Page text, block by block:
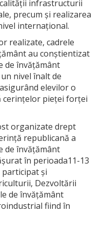
infrastructurii
precum și realizarea
internaţional.
realizate, cadrele
au conștientizat
de învățământ
nivel înalt de
elevilor o
cerințelor pieței forței
organizate drept
republicană a
de învățământ
în perioada11-13
participat și
Dezvoltării
de învățământ
fiind în